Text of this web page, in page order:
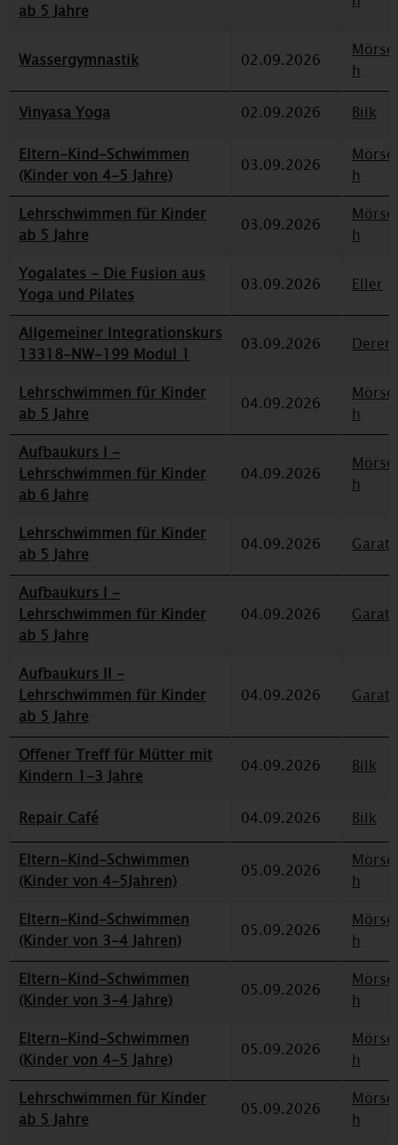
ab 5 Jahre
Wassergymnastik 02.09.2026
h
Vinyasa Yoga
02.09.2026
Bilk
Eltern-Kind-Schwimmen
(Kinder von 4-5 Jahre)
03.09.2026
h
Lehrschwimmen für Kinder
ab 5 Jahre
03.09.2026
h
Yogalates - Die Fusion aus
Yoga und Pilates
03.09.2026 Eller
Allgemeiner Integrationskurs
13318-NW-199 Modul 1
03.09.2026
Lehrschwimmen für Kinder
ab 5 Jahre
04.09.2026
h
Aufbaukurs I -
Lehrschwimmen für Kinder
ab 6 Jahre
04.09.2026
h
Lehrschwimmen für Kinder
ab 5 Jahre
04.09.2026 Garath
Aufbaukurs I -
Lehrschwimmen für Kinder
ab 5 Jahre
04.09.2026 Garath
Aufbaukurs II -
Lehrschwimmen für Kinder
ab 5 Jahre
04.09.2026 Garath
Offener Treff für Mütter mit
Kindern 1-3 Jahre
04.09.2026 Bilk
Repair Café 04.09.2026
Bilk
Eltern-Kind-Schwimmen
(Kinder von 4-5Jahren)
05.09.2026
h
Eltern-Kind-Schwimmen
(Kinder von 3-4 Jahren)
05.09.2026
h
Eltern-Kind-Schwimmen
(Kinder von 3-4 Jahre)
05.09.2026
h
Eltern-Kind-Schwimmen
(Kinder von 4-5 Jahre)
05.09.2026
h
Lehrschwimmen für Kinder
ab 5 Jahre
05.09.2026
h